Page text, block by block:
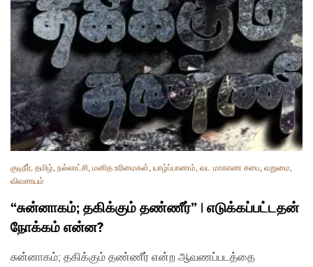
குடிநீர், தமிழ், நல்லாட்சி, மனித உரிமைகள், யாழ்ப்பாணம், வட மாகாண சபை, வறுமை,
விவசாயம்
“சுன்னாகம்; தகிக்கும் தண்ணீர்” | எடுக்கப்பட்டதன்
நோக்கம் என்ன?
சுன்னாகம்; தகிக்கும் தண்ணீர் என்ற ஆவணப்படத்தை